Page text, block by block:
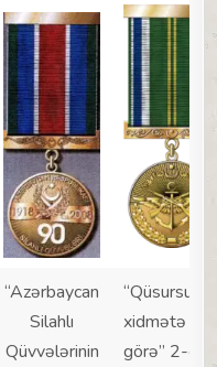
“Azərbaycan
Silahlı
Qüvvələrinin
“Qüsursuz
xidmətə
görə” 2-ci